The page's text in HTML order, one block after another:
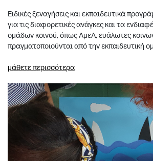
Ειδικές ξεναγήσεις και εκπαιδευτικά
για τις διαφορετικές ανάγκες και τα
ομάδων κοινού, όπως ΑμεΑ, ευάλωτες
πραγματοποιούνται από την εκπαιδευτική
μάθετε περισσότερα